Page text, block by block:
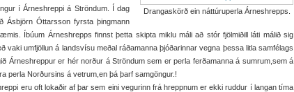
Drangaskörð ein náttúruperla Árneshrepps.
í Árneshreppi á Ströndum. Í dag
Ásbjörn Óttarsson fyrsta þingmann
Íbúum Árneshrepps finnst þetta skipta miklu máli að stór fjölmiðill láti málið sig
vaki umfjöllun á landsvísu meðal ráðamanna þjóðarinnar vegna þessa litla samfélags
Árneshreppur er hér norður á Ströndum sem er perla ferðamanna á sumrum,sem á
perla Norðursins á vetrum,en þá þarf samgöngur.!
eru oft lokaðir af þar sem eini vegurinn frá hreppnum er ekki ruddur í langan tíma